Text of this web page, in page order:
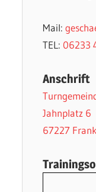
Mail:
TEL: 06233
Anschrift
Jahnplatz 6
67227